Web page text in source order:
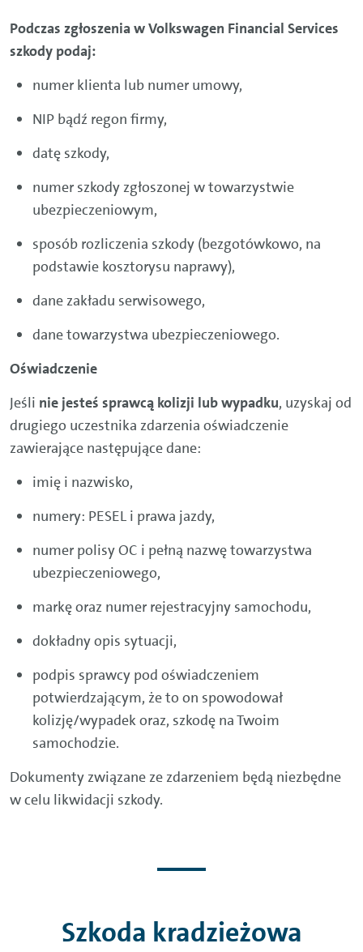
Podczas zgłoszenia w Volkswagen Financial Services
szkody podaj:
numer klienta lub numer umowy,
NIP bądź regon firmy,
datę szkody,
numer szkody zgłoszonej w towarzystwie
ubezpieczeniowym,
sposób rozliczenia szkody (bezgotówkowo, na
podstawie kosztorysu naprawy),
dane zakładu serwisowego,
dane towarzystwa ubezpieczeniowego.
Oświadczenie
Jeśli nie jesteś sprawcą kolizji lub wypadku, uzyskaj od
drugiego uczestnika zdarzenia oświadczenie
zawierające następujące dane:
imię i nazwisko,
numery: PESEL i prawa jazdy,
numer polisy OC i pełną nazwę towarzystwa
ubezpieczeniowego,
markę oraz numer rejestracyjny samochodu,
dokładny opis sytuacji,
podpis sprawcy pod oświadczeniem
potwierdzającym, że to on spowodował
kolizję/wypadek oraz, szkodę na Twoim
samochodzie.
Dokumenty związane ze zdarzeniem będą niezbędne
w celu likwidacji szkody.
Szkoda kradzieżowa